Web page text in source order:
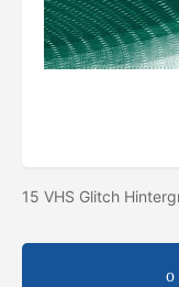
15 VHS Glitch